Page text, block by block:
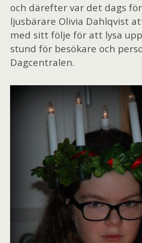
och därefter var det dags
ljusbärare Olivia Dahlqvist
med sitt följe för att lysa
stund för besökare och
Dagcentralen.